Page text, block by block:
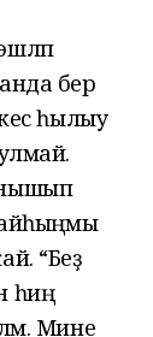
бер
һылыу
“Беҙ
Мине